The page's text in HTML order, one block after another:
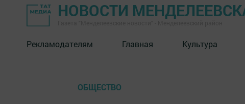
НОВОСТИ
Рекламодателям Главная Культура
ОБЩЕСТВО